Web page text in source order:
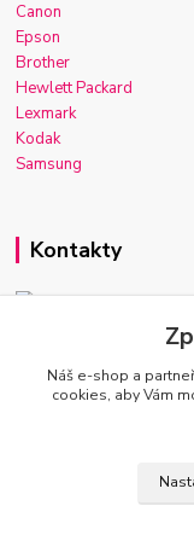
Canon
Epson
Brother
Hewlett Packard
Lexmark
Kodak
Samsung
Kontakty
Josef Macek
+420
Po-Ne, 7-
Náš e-shop a
cookies, aby Vám